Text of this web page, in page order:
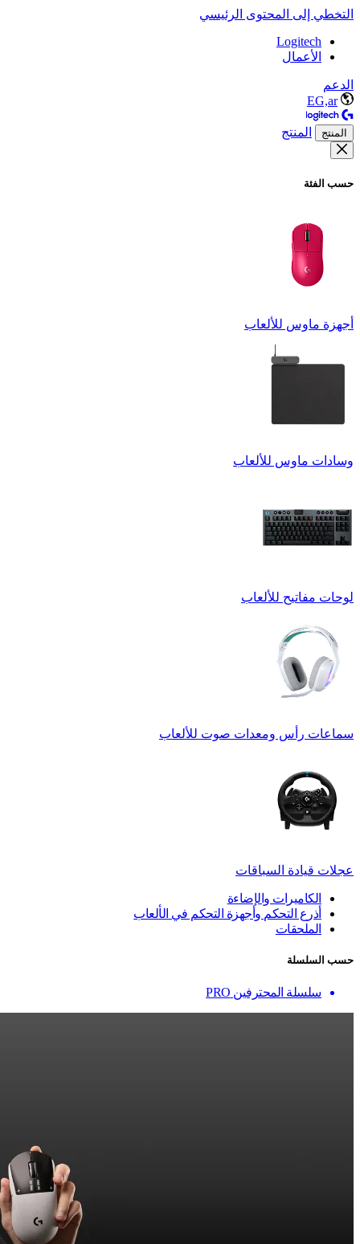
التخطي إلى المحتوى الرئيسي
Logitech
الأعمال
الدعم
EG,ar
المنتج المنتج
حسب الفئة
أجهزة ماوس للألعاب
وسادات ماوس للألعاب
لوحات مفاتيح للألعاب
سماعات رأس ومعدات صوت للألعاب
عجلات قيادة السباقات
الكاميرات والإضاءة
أذرع التحكم وأجهزة التحكم في الألعاب
الملحقات
حسب السلسلة
سلسلة المحترفين PRO